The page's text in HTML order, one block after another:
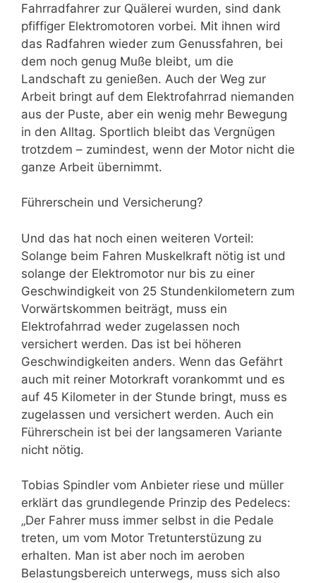
Fahrradfahrer zur Quälerei wurden, sind dank
pfiffiger Elektromotoren vorbei. Mit ihnen wird
das Radfahren wieder zum Genussfahren, bei
dem noch genug Muße bleibt, um die
Landschaft zu genießen. Auch der Weg zur
Arbeit bringt auf dem Elektrofahrrad niemanden
aus der Puste, aber ein wenig mehr Bewegung
in den Alltag. Sportlich bleibt das Vergnügen
trotzdem – zumindest, wenn der Motor nicht die
ganze Arbeit übernimmt.
Führerschein und Versicherung?
Und das hat noch einen weiteren Vorteil:
Solange beim Fahren Muskelkraft nötig ist und
solange der Elektromotor nur bis zu einer
Geschwindigkeit von 25 Stundenkilometern zum
Vorwärtskommen beiträgt, muss ein
Elektrofahrrad weder zugelassen noch
versichert werden. Das ist bei höheren
Geschwindigkeiten anders. Wenn das Gefährt
auch mit reiner Motorkraft vorankommt und es
auf 45 Kilometer in der Stunde bringt, muss es
zugelassen und versichert werden. Auch ein
Führerschein ist bei der langsameren Variante
nicht nötig.
Tobias Spindler vom Anbieter riese und müller
erklärt das grundlegende Prinzip des Pedelecs:
„Der Fahrer muss immer selbst in die Pedale
treten, um vom Motor Tretunterstüzung zu
erhalten. Man ist aber noch im aeroben
Belastungsbereich unterwegs, muss sich also